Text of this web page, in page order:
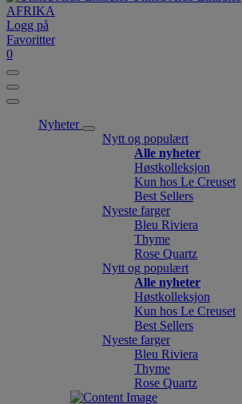
AFRIKA
Logg på
Favoritter
0
Nyheter
Nytt og populært
Alle nyheter
Høstkolleksjon
Kun hos Le Creuset
Best Sellers
Nyeste farger
Bleu Riviera
Thyme
Rose Quartz
Nytt og populært
Alle nyheter
Høstkolleksjon
Kun hos Le Creuset
Best Sellers
Nyeste farger
Bleu Riviera
Thyme
Rose Quartz